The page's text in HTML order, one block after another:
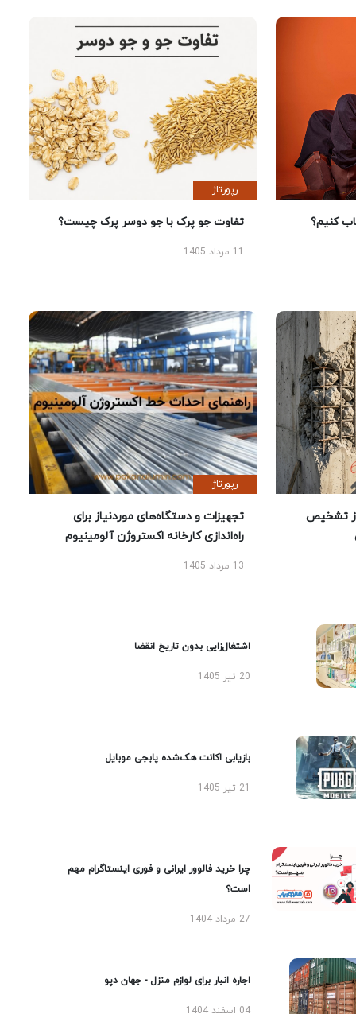
کنیم؟
رپورتاژ
تفاوت جو پرک با جو دوسر پرک چیست؟
تشخیص
رپورتاژ
تجهیزات و دستگاه‌های موردنیاز برای
راه‌اندازی کارخانه اکستروژن آلومینیوم
13 مرداد 1405
اشتغال‌زایی بدون تاریخ انقضا
20 تیر 1405
بازیابی اکانت هک‌شده پابجی موبایل
چرا خرید فالوور ایرانی و فوری اینستاگرام مهم
است؟
27 مرداد 1404
اجاره انبار برای لوازم منزل - جهان دپو
04 اسفند 1404